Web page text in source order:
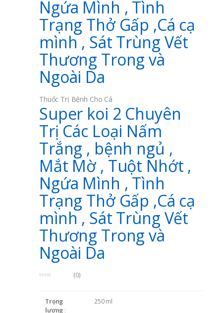
Ngứa Mình , Tình
Trạng Thở Gấp ,Cá cạ
mình , Sát Trùng Vết
Thương Trong và
Ngoài Da
Thuốc Trị Bệnh Cho Cá
Super koi 2 Chuyên
Trị Các Loại Nấm
Trắng , bệnh ngủ ,
Mắt Mờ , Tuột Nhớt ,
Ngứa Mình , Tình
Trạng Thở Gấp ,Cá cạ
mình , Sát Trùng Vết
Thương Trong và
Ngoài Da
(0)
Trọng
lượng :
250 ml